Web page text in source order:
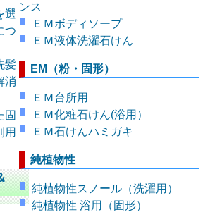
選
つ
髪
消
固
用
ンス
ＥＭボディソープ
ＥＭ液体洗濯石けん
EM（粉・固形）
ＥＭ台所用
ＥＭ化粧石けん(浴用）
ＥＭ石けんハミガキ
純植物性
純植物性スノール（洗濯用）
純植物性 浴用（固形）